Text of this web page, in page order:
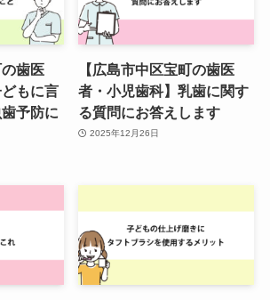
の歯医
もに言
予防に
【広島市中区宝町の歯医
者・小児歯科】乳歯に関す
る質問にお答えします
2025年12月26日